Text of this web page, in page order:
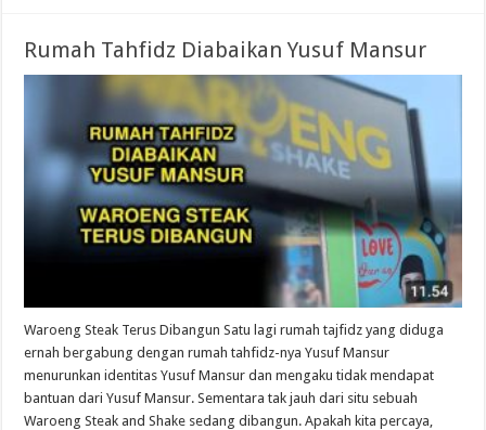
Rumah Tahfidz Diabaikan Yusuf Mansur
Waroeng Steak Terus Dibangun Satu lagi rumah tajfidz yang diduga
ernah bergabung dengan rumah tahfidz-nya Yusuf Mansur
menurunkan identitas Yusuf Mansur dan mengaku tidak mendapat
bantuan dari Yusuf Mansur. Sementara tak jauh dari situ sebuah
Waroeng Steak and Shake sedang dibangun. Apakah kita percaya,